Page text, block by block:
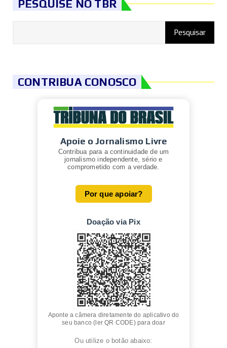
PESQUISE NO TBR
CONTRIBUA CONOSCO
Apoie o Jornalismo Livre
Contribua para a continuidade de um
jornalismo independente, sério e
comprometido com a verdade.
Por que apoiar?
Doação via Pix
Aponte a câmera diretamente do aplicativo do
seu banco (ler QR CODE) para doar
Ou utilize o botão abaixo: